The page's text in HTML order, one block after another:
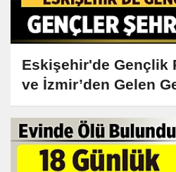
Eskişehir'de Gençlik
ve İzmir’den Gelen
Keşfetti!